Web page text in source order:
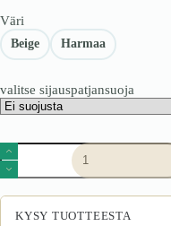
Väri
Beige Harmaa
valitse sijauspatjansuoja
Kontinentaalisänky
Belicia
beige
-
160x200
KYSY TUOTTEESTA